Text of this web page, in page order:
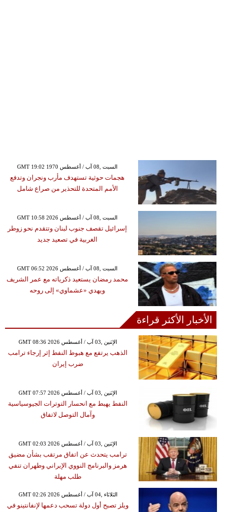
GMT 19:02 1970 السبت ,08 آب / أغسطس
هجمات حوثية تستهدف مأرب ونجران وتدفع
الأمم المتحدة للتحذير من صراع شامل
GMT 10:58 2026 السبت ,08 آب / أغسطس
إسرائيل تقصف جنوب لبنان وتتقدم نحو زوطر
الغربية في تصعيد جديد
GMT 06:52 2026 السبت ,08 آب / أغسطس
محمد رمضان يستعيد ذكرياته مع عمر الشريف
ويهدي «عشماوي» إلى روحه
الأخبار الأكثر قراءة
GMT 08:36 2026 الإثنين ,03 آب / أغسطس
الذهب يرتفع مع هبوط النفط إثر إرجاء ترامب
ضرب إيران
GMT 07:57 2026 الإثنين ,03 آب / أغسطس
النفط يهبط مع انحسار التوترات الجيوسياسية
وآمال التوصل لاتفاق
GMT 02:03 2026 الإثنين ,03 آب / أغسطس
ترامب يتحدث عن اتفاق مرتقب بشأن مضيق
هرمز والبرنامج النووي الإيراني وطهران تنفي
طلب مهلة
GMT 02:26 2026 الثلاثاء ,04 آب / أغسطس
ويلز تصبح أول دولة تسحب دعمها لإنفانتينو في